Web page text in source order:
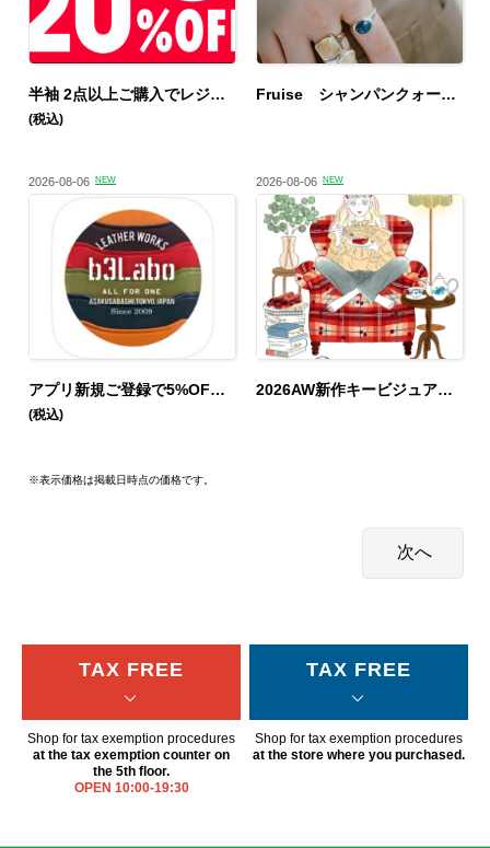
半袖 2点以上ご購入でレジにて20％OFF
(税込)
Fruise シャンパンクォーツリング
2026-08-06 NEW
アプリ新規ご登録で5%OFF📱
(税込)
2026-08-06 NEW
2026AW新作キービジュアル公開！
※表示価格は掲載日時点の価格です。
TAX FREE
Shop for tax exemption procedures
at the tax exemption counter on
the 5th floor.
OPEN 10:00-19:30
TAX FREE
Shop for tax exemption procedures
at the store where you purchased.